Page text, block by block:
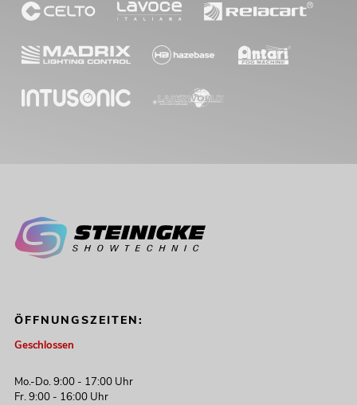
Artikel nicht mehr verfügbar
DSP L
ÖFFNUNGSZEITEN:
Geschlossen
Mo.-Do. 9:00 - 17:00 Uhr
Fr. 9:00 - 16:00 Uhr